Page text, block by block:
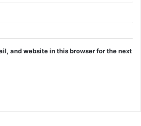
and website in this browser for the next